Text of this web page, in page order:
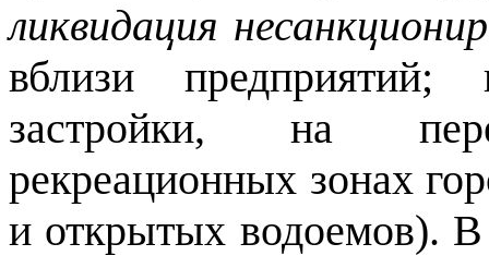
ликвидация
вблизи предприятий;
застройки, на
рекреационных зонах
и открытых водоемов).